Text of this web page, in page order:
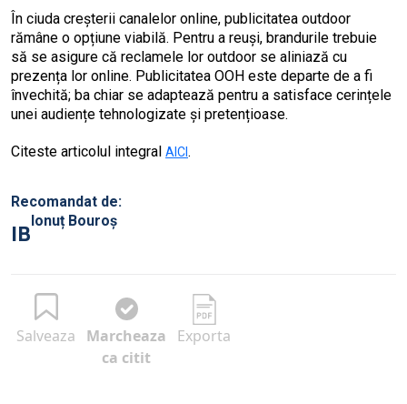
În ciuda creșterii canalelor online, publicitatea outdoor
rămâne o opțiune viabilă. Pentru a reuși, brandurile trebuie
să se asigure că reclamele lor outdoor se aliniază cu
prezența lor online. Publicitatea OOH este departe de a fi
învechită; ba chiar se adaptează pentru a satisface cerințele
unei audiențe tehnologizate și pretențioase.
Citeste articolul integral AICI.
Recomandat de:
IBIonuț Bouroș
Salveaza
Marcheaza
ca citit
Exporta